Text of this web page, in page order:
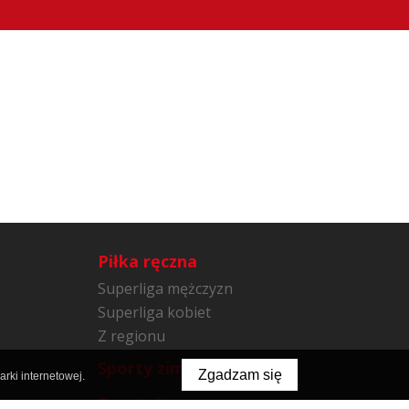
Piłka ręczna
Superliga mężczyzn
Superliga kobiet
Z regionu
Sporty zimowe
Sporty inne
internetowej. Zgadzam się